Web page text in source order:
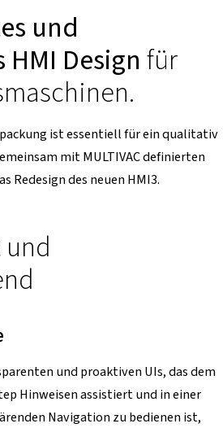
und
Design für
ist essentiell für ein qualitativ
mit MULTIVAC definierten
Redesign des neuen HMI3.
und
und proaktiven UIs, das dem
Hinweisen assistiert und in einer
Navigation zu bedienen ist,